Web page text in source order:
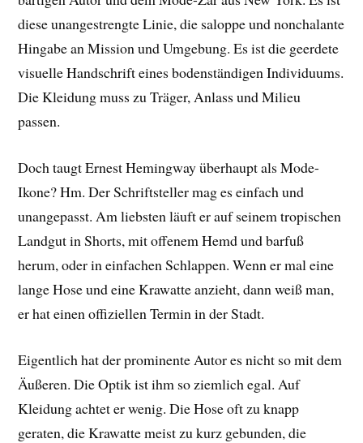
diese unangestrengte Linie, die saloppe und nonchalante
Hingabe an Mission und Umgebung. Es ist die geerdete
visuelle Handschrift eines bodenständigen Individuums.
Die Kleidung muss zu Träger, Anlass und Milieu
passen.
Doch taugt Ernest Hemingway überhaupt als Mode-
Ikone? Hm. Der Schriftsteller mag es einfach und
unangepasst. Am liebsten läuft er auf seinem tropischen
Landgut in Shorts, mit offenem Hemd und barfuß
herum, oder in einfachen Schlappen. Wenn er mal eine
lange Hose und eine Krawatte anzieht, dann weiß man,
er hat einen offiziellen Termin in der Stadt.
Eigentlich hat der prominente Autor es nicht so mit dem
Äußeren. Die Optik ist ihm so ziemlich egal. Auf
Kleidung achtet er wenig. Die Hose oft zu knapp
geraten, die Krawatte meist zu kurz gebunden, die